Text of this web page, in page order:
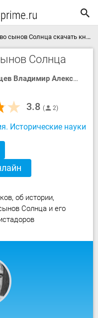
сынов Солнца скачать книгу
Солнца
Кузьмищев Владимир Александрович
3.8 2
Исторические науки
об истории,
Солнца и его